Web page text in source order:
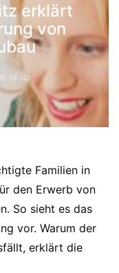
erklärt
von
READ
Familien in
den Erwerb von
So sieht es das
vor. Warum der
erklärt die